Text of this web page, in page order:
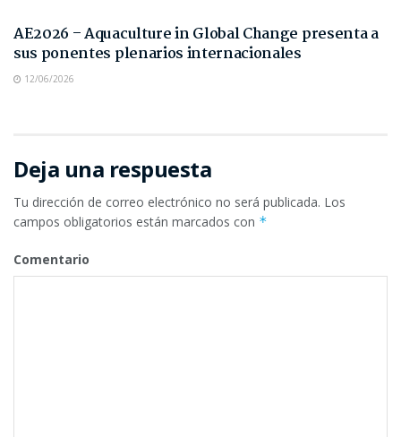
AE2026 – Aquaculture in Global Change presenta a
sus ponentes plenarios internacionales
12/06/2026
Deja una respuesta
Tu dirección de correo electrónico no será publicada. Los
campos obligatorios están marcados con *
Comentario